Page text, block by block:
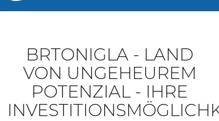
BRTONIGLA - LAND
VON UNGEHEUREM
POTENZIAL - IHRE